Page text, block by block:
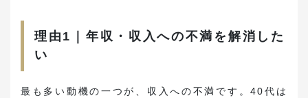
理由1｜年収・収入への不満を解消した
い
最も多い動機の一つが、収入への不満です。40代は